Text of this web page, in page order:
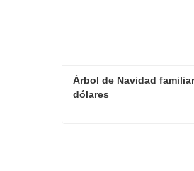
Árbol de Navidad
dólares